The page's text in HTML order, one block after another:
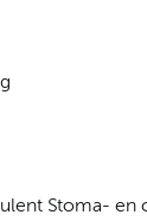
Stoma- en